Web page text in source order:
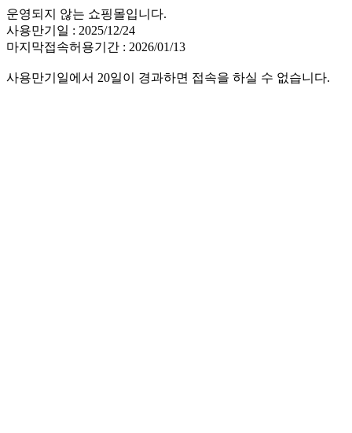
운영되지 않는 쇼핑몰입니다.
사용만기일 : 2025/12/24
마지막접속허용기간 : 2026/01/13
사용만기일에서 20일이 경과하면 접속을 하실 수 없습니다.